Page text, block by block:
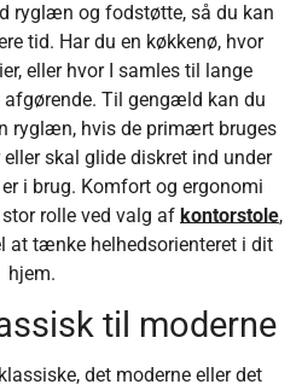
ryglæn og fodstøtte, så du kan
tid. Har du en køkkenø, hvor
eller hvor I samles til lange
Til gengæld kan du
ryglæn, hvis de primært bruges
skal glide diskret ind under
i brug. Komfort og ergonomi
rolle ved valg af kontorstole,
at tænke helhedsorienteret i dit
hjem.
til moderne
det moderne eller det